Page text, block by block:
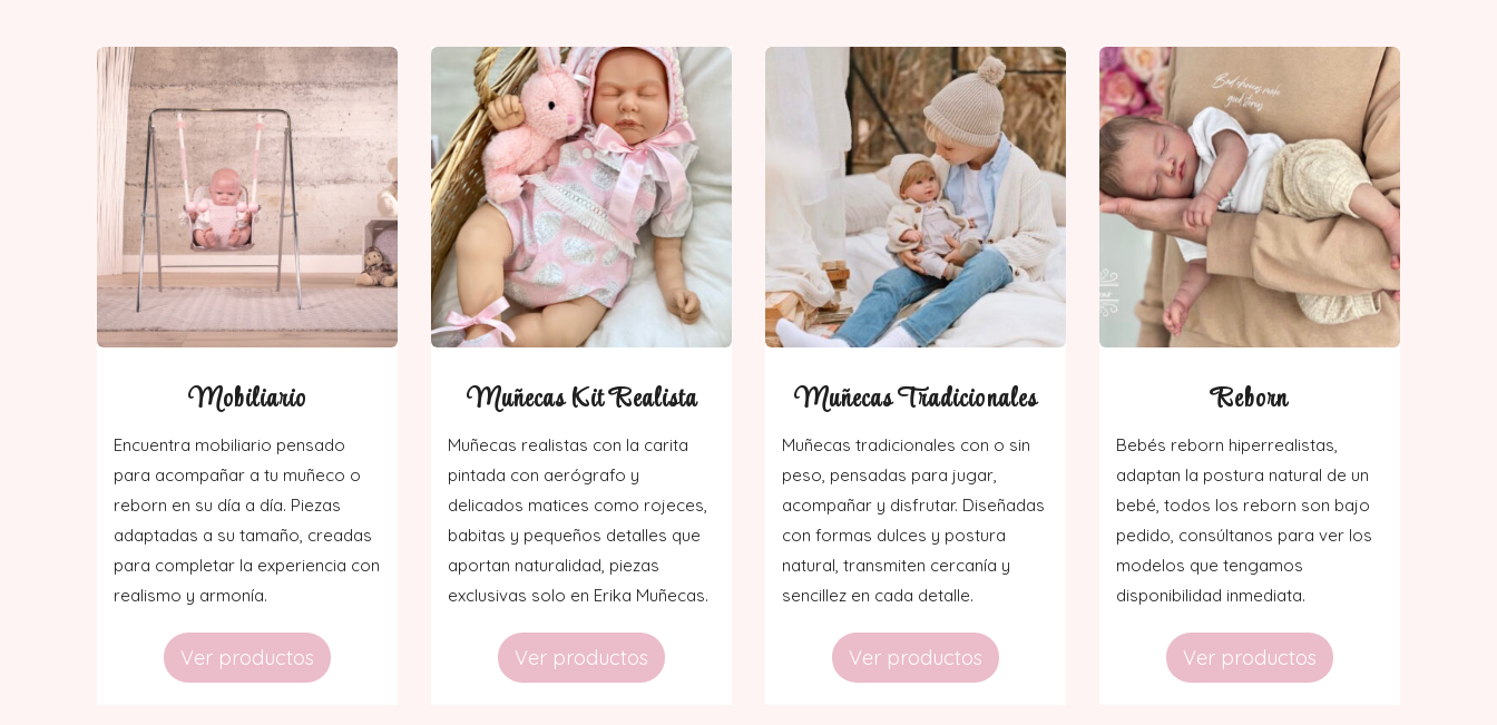
Mobiliario
Encuentra mobiliario pensado
para acompañar a tu muñeco o
reborn en su día a día. Piezas
adaptadas a su tamaño, creadas
para completar la experiencia con
realismo y armonía.
Ver productos
Muñecas Kit Realista
Muñecas realistas con la carita
pintada con aerógrafo y
delicados matices como rojeces,
babitas y pequeños detalles que
aportan naturalidad, piezas
exclusivas solo en Erika Muñecas.
Ver productos
Muñecas Tradicionales
Muñecas tradicionales con o sin
peso, pensadas para jugar,
acompañar y disfrutar. Diseñadas
con formas dulces y postura
natural, transmiten cercanía y
sencillez en cada detalle.
Ver productos
Reborn
Bebés reborn hiperrealistas,
adaptan la postura natural de un
bebé, todos los reborn son bajo
pedido, consúltanos para ver los
modelos que tengamos
disponibilidad inmediata.
Ver productos